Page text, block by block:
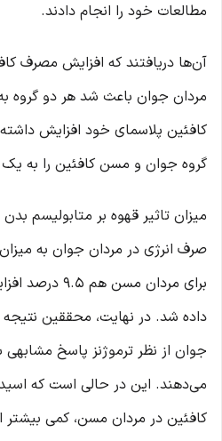
مطالعات خود را انجام دادند.
آن‌ها دریافتند که افزایش مصرف
مردان جوان باعث شد هر دو گروه
کافئین پلاسمای خود افزایش
گروه جوان و مسن کافئین را به یک
میزان تاثیر قهوه بر متابولیسم
برای مردان
داده شد. در نهایت، محققین
جوان از نظر ترموژنز پاسخ
می‌دهند. این در حالی است که
کافئین در مردان مسن، کمی بیشتر